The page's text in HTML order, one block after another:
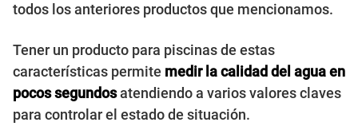
todos los anteriores productos que mencionamos.
Tener un producto para piscinas de estas
características permite medir la calidad del agua en
pocos segundosatendiendo a varios valores claves
para controlar el estado de situación.